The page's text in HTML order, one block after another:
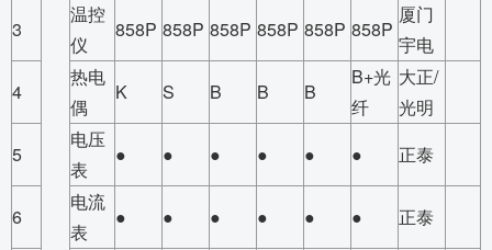
3
温控
仪
858P 858P 858P 858P 858P 858P
厦门
宇电
4
热电
偶
K S B B B
B+光
纤
大正/
光明
5
电压
表
● ● ● ● ● ● 正泰
6
电流
表
● ● ● ● ● ● 正泰